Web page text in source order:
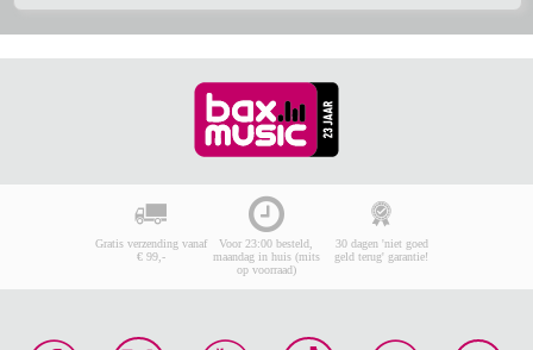
Gratis verzending vanaf
€ 99,-
Voor 23:00 besteld,
maandag in huis (mits
op voorraad)
30 dagen 'niet goed
geld terug' garantie!